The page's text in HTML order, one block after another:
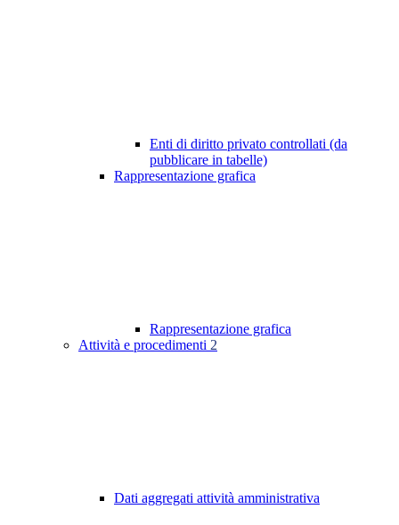
Enti di diritto privato controllati (da
pubblicare in tabelle)
Rappresentazione grafica
Rappresentazione grafica
Attività e procedimenti 2
Dati aggregati attività amministrativa